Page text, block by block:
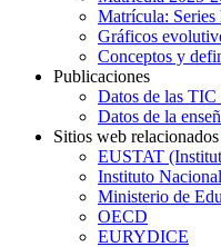
Matrícula: Series
Gráficos
Conceptos y
Publicaciones
Datos de las TIC
Datos de la
Sitios web relacionados
EUSTAT
Instituto
Ministerio de
OECD
EURYDICE